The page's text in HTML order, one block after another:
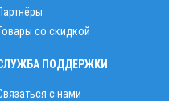
со скидкой
ПОДДЕРЖКИ
с нами